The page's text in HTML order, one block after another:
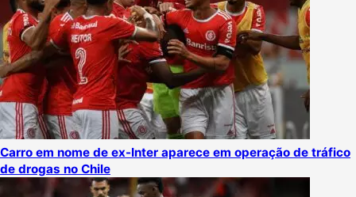
Carro em nome de ex-Inter aparece em operação de tráfico
de drogas no Chile